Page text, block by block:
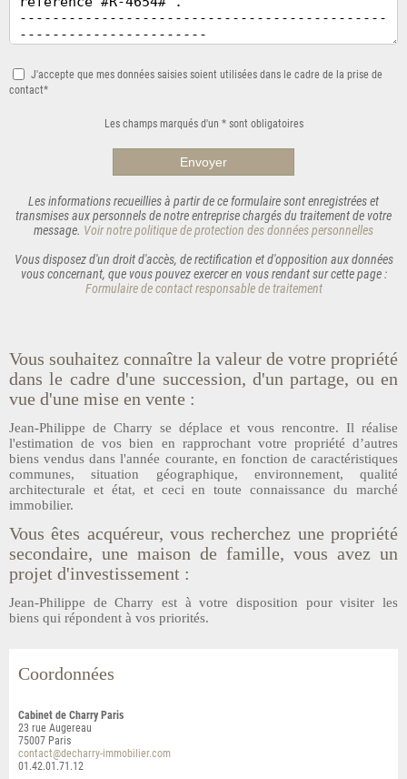
J'accepte que mes données saisies soient utilisées dans le cadre de la prise de
contact*
Les champs marqués d'un * sont obligatoires
Les informations recueillies à partir de ce formulaire sont enregistrées et
transmises aux personnels de notre entreprise chargés du traitement de votre
message. Voir notre politique de protection des données personnelles
Vous disposez d'un droit d'accès, derectification etd'opposition aux données
vous concernant, que vous pouvez exercer en vous rendant sur cette page :
Formulaire de contact responsable de traitement
Vous souhaitez connaître la valeur de votre propriété
dans le cadre d'une succession, d'un partage, ou en
vue d'une mise en vente :
Jean-Philippe de Charry se déplace et vous rencontre. Il réalise
l'estimation de vos bien en rapprochant votre propriété d’autres
biens vendus dans l'année courante, en fonction de caractéristiques
communes, situation géographique, environnement, qualité
architecturale et état, et ceci en toute connaissance du marché
immobilier.
Vous êtes acquéreur, vous recherchez une propriété
secondaire, une maison de famille, vous avez un
projet d'investissement :
Jean-Philippe de Charry est à votre disposition pour visiter les
biens qui répondent à vos priorités.
Coordonnées
Cabinet de Charry Paris
23 rue Augereau
75007 Paris
contact@decharry-immobilier.com
01.42.01.71.12